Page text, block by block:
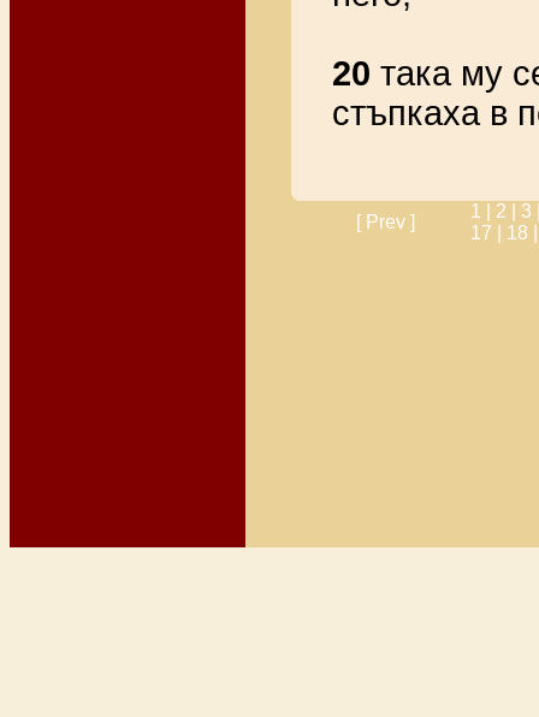
20 така му
стъпкаха в
[ Prev ]
1 | 2 | 3
17 | 18